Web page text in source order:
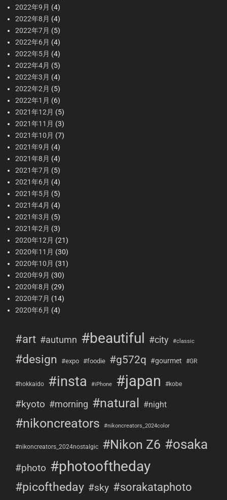
2022年9月 (4)
2022年8月 (4)
2022年7月 (5)
2022年6月 (4)
2022年5月 (4)
2022年4月 (5)
2022年3月 (4)
2022年2月 (5)
2022年1月 (6)
2021年12月 (5)
2021年11月 (3)
2021年10月 (7)
2021年9月 (4)
2021年8月 (4)
2021年7月 (5)
2021年6月 (4)
2021年5月 (5)
2021年4月 (4)
2021年3月 (5)
2021年2月 (3)
2020年12月 (21)
2020年11月 (30)
2020年10月 (31)
2020年9月 (30)
2020年8月 (29)
2020年7月 (14)
2020年6月 (4)
#art #autumn #beautiful #city #classic
#design #expo #foodie #g572q #gourmet #GR
#hokkaido #insta #iPhone #japan #kobe
#kyoto #morning #natural #night
#nikoncreators #nikoncreators_2024color
#nikoncreators_2024nostalgic #Nikon Z6 #osaka
#photo #photooftheday
#picoftheday #sky #sorakataphoto